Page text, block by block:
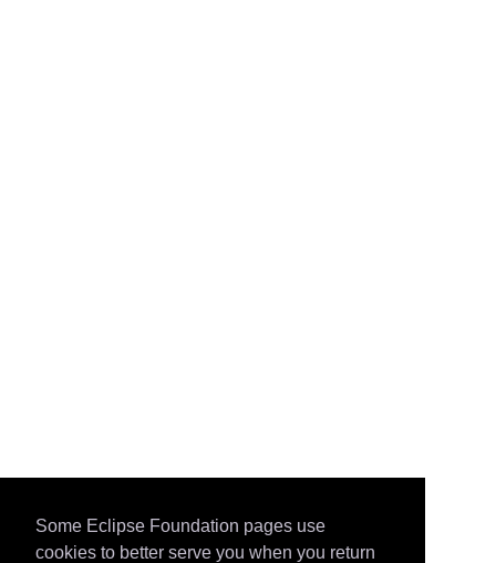
Some Eclipse Foundation pages use
cookies to better serve you when you return